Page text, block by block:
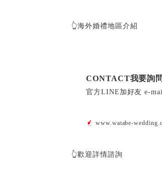
👆海外婚禮地區介紹
CONTACT我要詢問
官方LINE加好友 e-
www.watabe-
👆歡迎詳情諮詢